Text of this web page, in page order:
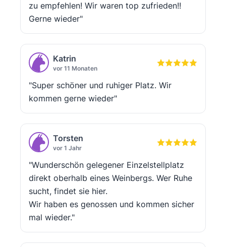
zu empfehlen! Wir waren top zufrieden!!
Gerne wieder"
Katrin
vor 11 Monaten
"Super schöner und ruhiger Platz. Wir
kommen gerne wieder"
Torsten
vor 1 Jahr
"Wunderschön gelegener Einzelstellplatz
direkt oberhalb eines Weinbergs. Wer Ruhe
sucht, findet sie hier.
Wir haben es genossen und kommen sicher
mal wieder."